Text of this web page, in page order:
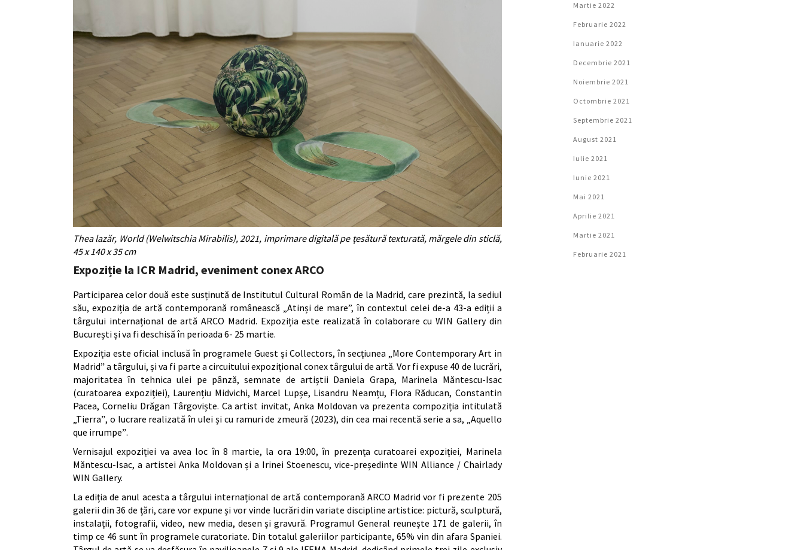
Thea lazăr, World (Welwitschia Mirabilis), 2021, imprimare digitală pe țesătură texturată, mărgele din sticlă,
45 x 140 x 35 cm
Expoziție la ICR Madrid, eveniment conex ARCO
Participarea celor două este susținută de Institutul Cultural Român de la Madrid, care prezintă, la sediul
său, expoziția de artă contemporană românească „Atinși de mare”, în contextul celei de-a 43-a ediții a
târgului internațional de artă ARCO Madrid. Expoziția este realizată în colaborare cu WIN Gallery din
București și va fi deschisă în perioada 6- 25 martie.
Expoziția este oficial inclusă în programele Guest și Collectors, în secțiunea „More Contemporary Art in
Madridˮ a târgului, și va fi parte a circuitului expozițional conex târgului de artă. Vor fi expuse 40 de lucrări,
majoritatea în tehnica ulei pe pânză, semnate de artiștii Daniela Grapa, Marinela Măntescu-Isac
(curatoarea expoziției), Laurențiu Midvichi, Marcel Lupșe, Lisandru Neamțu, Flora Răducan, Constantin
Pacea, Corneliu Drăgan Târgoviște. Ca artist invitat, Anka Moldovan va prezenta compoziția intitulată
„Tierraˮ, o lucrare realizată în ulei și cu ramuri de zmeură (2023), din cea mai recentă serie a sa, „Aquello
que irrumpeˮ.
Vernisajul expoziției va avea loc în 8 martie, la ora 19:00, în prezența curatoarei expoziției, Marinela
Măntescu-Isac, a artistei Anka Moldovan și a Irinei Stoenescu, vice-președinte WIN Alliance / Chairlady
WIN Gallery.
La ediția de anul acesta a târgului internațional de artă contemporană ARCO Madrid vor fi prezente 205
galerii din 36 de țări, care vor expune și vor vinde lucrări din variate discipline artistice: pictură, sculptură,
instalații, fotografii, video, new media, desen și gravură. Programul General reunește 171 de galerii, în
timp ce 46 sunt în programele curatoriate. Din totalul galeriilor participante, 65% vin din afara Spaniei.
Martie 2022
Februarie 2022
Ianuarie 2022
Decembrie 2021
Noiembrie 2021
Octombrie 2021
Septembrie 2021
August 2021
Iulie 2021
Iunie 2021
Mai 2021
Aprilie 2021
Martie 2021
Februarie 2021